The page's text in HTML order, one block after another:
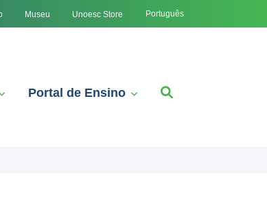
Museu Unoesc Store Português
Portal de Ensino